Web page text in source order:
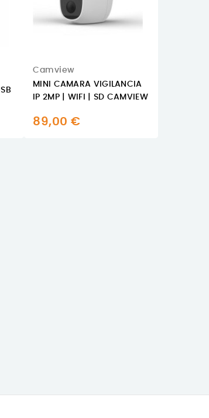
Camview
MINI CAMARA VIGILANCIA
IP 2MP | WIFI | SD CAMVIEW
89,00 €